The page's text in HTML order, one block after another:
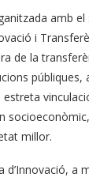
amb
i
de la
estreta
millor.
d’Innovació, a